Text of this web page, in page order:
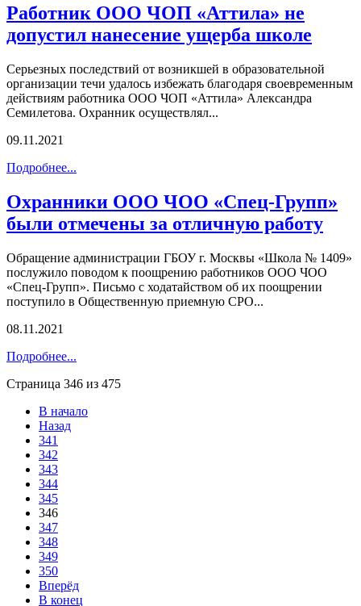
Работник ООО ЧОП «Аттила» не
допустил нанесение ущерба школе
Серьезных последствий от возникшей в образовательной
организации течи удалось избежать благодаря своевременным
действиям работника ООО ЧОП «Аттила» Александра
Семилетова. Охранник осуществлял...
09.11.2021
Подробнее...
Охранники ООО ЧОО «Спец-Групп»
были отмечены за отличную работу
Обращение администрации ГБОУ г. Москвы «Школа № 1409»
послужило поводом к поощрению работников ООО ЧОО
«Спец-Групп». Письмо с ходатайством об их поощрении
поступило в Общественную приемную СРО...
08.11.2021
Подробнее...
Страница 346 из 475
В начало
Назад
341
342
343
344
345
346
347
348
349
350
Вперёд
В конец